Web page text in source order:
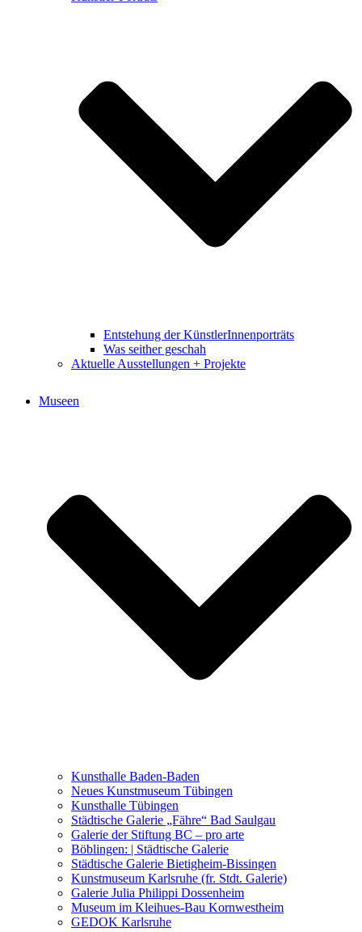
Entstehung der KünstlerInnenporträts
Was seither geschah
Aktuelle Ausstellungen + Projekte
Was seither geschah
Kunstwettbewerbe, Ausschreibungen für Künstler
Museen
Kunsthalle Baden-Baden
Neues Kunstmuseum Tübingen
Kunsthalle Tübingen
Städtische Galerie „Fähre“ Bad Saulgau
Galerie der Stiftung BC – pro arte
Böblingen: | Städtische Galerie
Städtische Galerie Bietigheim-Bissingen
Kunstmuseum Karlsruhe (fr. Stdt. Galerie)
Galerie Julia Philippi Dossenheim
Museum im Kleihues-Bau Kornwestheim
GEDOK Karlsruhe